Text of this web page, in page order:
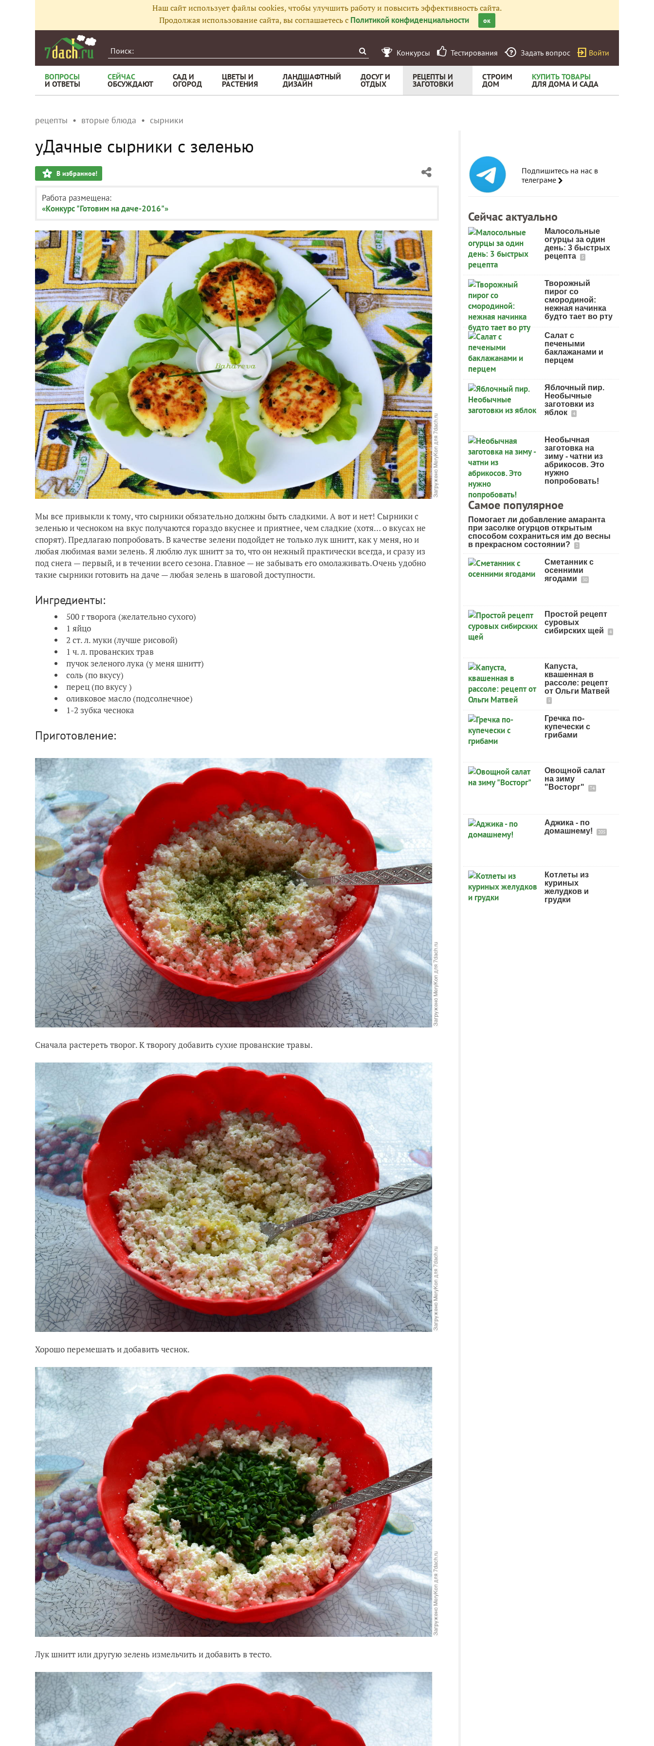
Наш сайт использует файлы cookies, чтобы улучшить работу и повысить эффективность сайта.
Продолжая использование сайта, вы соглашаетесь с Политикой конфиденциальности ок
Конкурсы Тестирования Задать вопрос Войти
ВОПРОСЫ
И ОТВЕТЫ
СЕЙЧАС
ОБСУЖДАЮТ
САД И
ОГОРОД
ЦВЕТЫ И
РАСТЕНИЯ
ЛАНДШАФТНЫЙ
ДИЗАЙН
ДОСУГ И
ОТДЫХ
РЕЦЕПТЫ И
ЗАГОТОВКИ
СТРОИМ
ДОМ
КУПИТЬ ТОВАРЫ
ДЛЯ ДОМА И САДА
рецепты вторые блюда сырники
уДачные сырники с зеленью
В избранное!
Работа размещена:
«Конкурс "Готовим на даче-2016"»
Мы все привыкли к тому, что сырники обязательно должны быть сладкими. А вот и нет! Сырники с
зеленью и чесноком на вкус получаются гораздо вкуснее и приятнее, чем сладкие (хотя… о вкусах не
спорят). Предлагаю попробовать. В качестве зелени подойдет не только лук шнитт, как у меня, но и
любая любимая вами зелень. Я люблю лук шнитт за то, что он нежный практически всегда, и сразу из
под снега — первый, и в течении всего сезона. Главное — не забывать его омолаживать.Очень удобно
такие сырники готовить на даче — любая зелень в шаговой доступности.
Ингредиенты:
500 г творога (желательно сухого)
1 яйцо
2 ст. л. муки (лучше рисовой)
1 ч. л. прованских трав
пучок зеленого лука (у меня шнитт)
соль (по вкусу)
перец (по вкусу )
оливковое масло (подсолнечное)
1-2 зубка чеснока
Приготовление:
Сначала растереть творог. К творогу добавить сухие прованские травы.
Хорошо перемешать и добавить чеснок.
Лук шнитт или другую зелень измельчить и добавить в тесто.
Подпишитесь на нас в
телеграме
Сейчас актуально
Малосольные
огурцы за один
день: 3 быстрых
рецепта
5
Творожный
пирог со
смородиной:
нежная начинка
будто тает во рту
Салат с
печеными
баклажанами и
перцем
Яблочный пир.
Необычные
заготовки из
яблок
4
Необычная
заготовка на
зиму - чатни из
абрикосов. Это
нужно
попробовать!
Самое популярное
Помогает ли добавление амаранта
при засолке огурцов открытым
способом сохраниться им до весны
в прекрасном состоянии?
2
Сметанник с
осенними
ягодами
30
Простой рецепт
суровых
сибирских щей
4
Капуста,
квашенная в
рассоле: рецепт
от Ольги Матвей
5
Гречка по-
купечески с
грибами
Овощной салат
на зиму
"Восторг"
74
Аджика - по
домашнему!
205
Котлеты из
куриных
желудков и
грудки